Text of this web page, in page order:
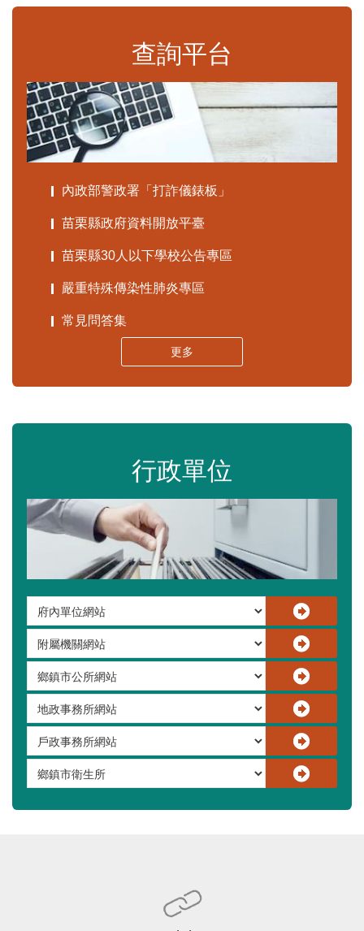
查詢平台
內政部警政署「打詐儀錶板」
苗栗縣政府資料開放平臺
苗栗縣30人以下學校公告專區
嚴重特殊傳染性肺炎專區
常見問答集
更多
行政單位